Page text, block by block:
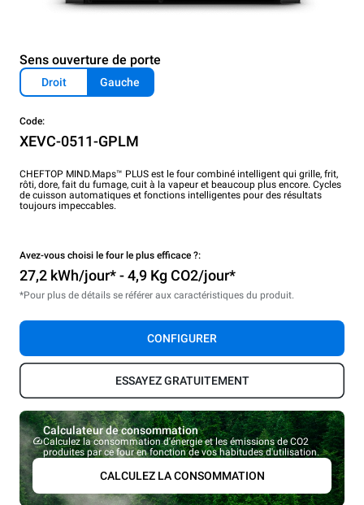
Sens ouverture de porte
Droit Gauche
Code:
XEVC-0511-GPLM
CHEFTOP MIND.Maps™ PLUS est le four combiné intelligent qui grille, frit,
rôti, dore, fait du fumage, cuit à la vapeur et beaucoup plus encore. Cycles
de cuisson automatiques et fonctions intelligentes pour des résultats
toujours impeccables.
Avez-vous choisi le four le plus efficace ?:
27,2 kWh/jour* - 4,9 Kg CO2/jour*
*Pour plus de détails se référer aux caractéristiques du produit.
CONFIGURER
ESSAYEZ GRATUITEMENT
Calculateur de consommation
Calculez la consommation d'énergie et les émissions de CO2
produites par ce four en fonction de vos habitudes d'utilisation.
CALCULEZ LA CONSOMMATION